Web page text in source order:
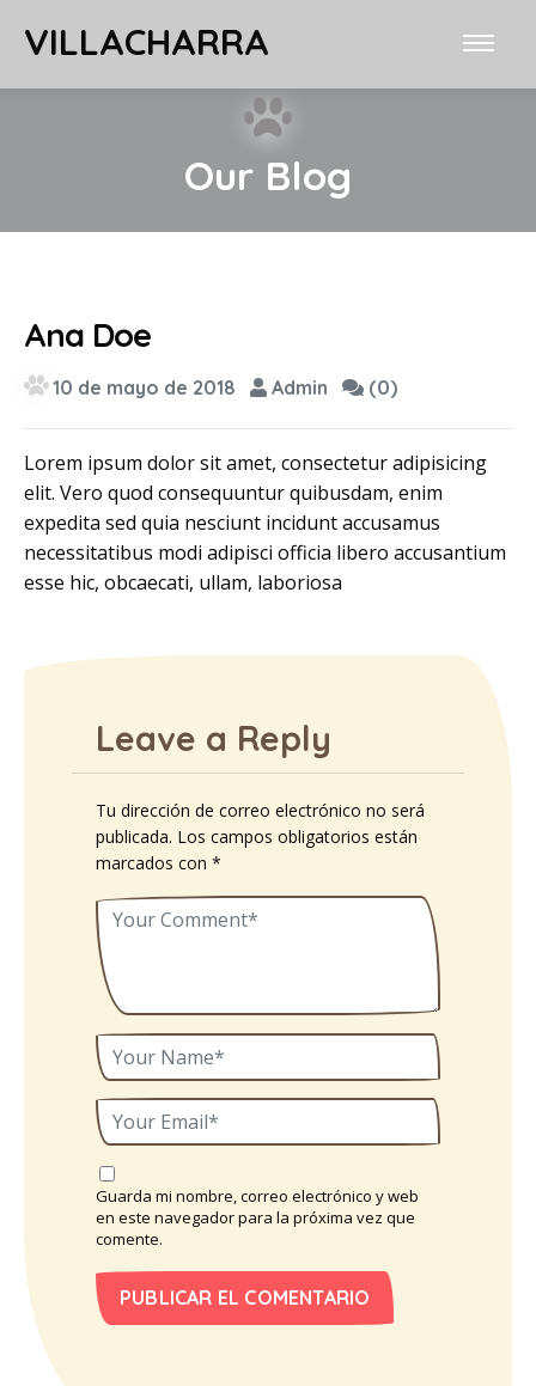
VILLACHARRA
Our Blog
Ana Doe
10 de mayo de 2018 Admin (0)
Lorem ipsum dolor sit amet, consectetur adipisicing
elit. Vero quod consequuntur quibusdam, enim
expedita sed quia nesciunt incidunt accusamus
necessitatibus modi adipisci officia libero accusantium
esse hic, obcaecati, ullam, laboriosa
Leave a Reply
Tu dirección de correo electrónico no será
publicada. Los campos obligatorios están
marcados con *
Guarda mi nombre, correo electrónico y web
en este navegador para la próxima vez que
comente.